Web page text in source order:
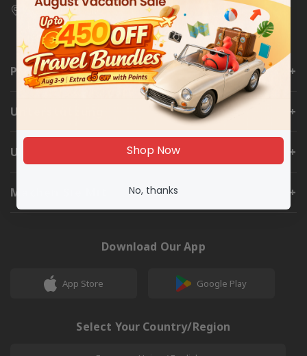
SWITCHBOT INC
1232 North King St. #150,Wilmington Delaware
19801,United States of America
Produkte
Unterstützung
Um
Machen Sie Mit
Download Our App
App Store Google Play
Select Your Country/Region
Shop Now
No, thanks